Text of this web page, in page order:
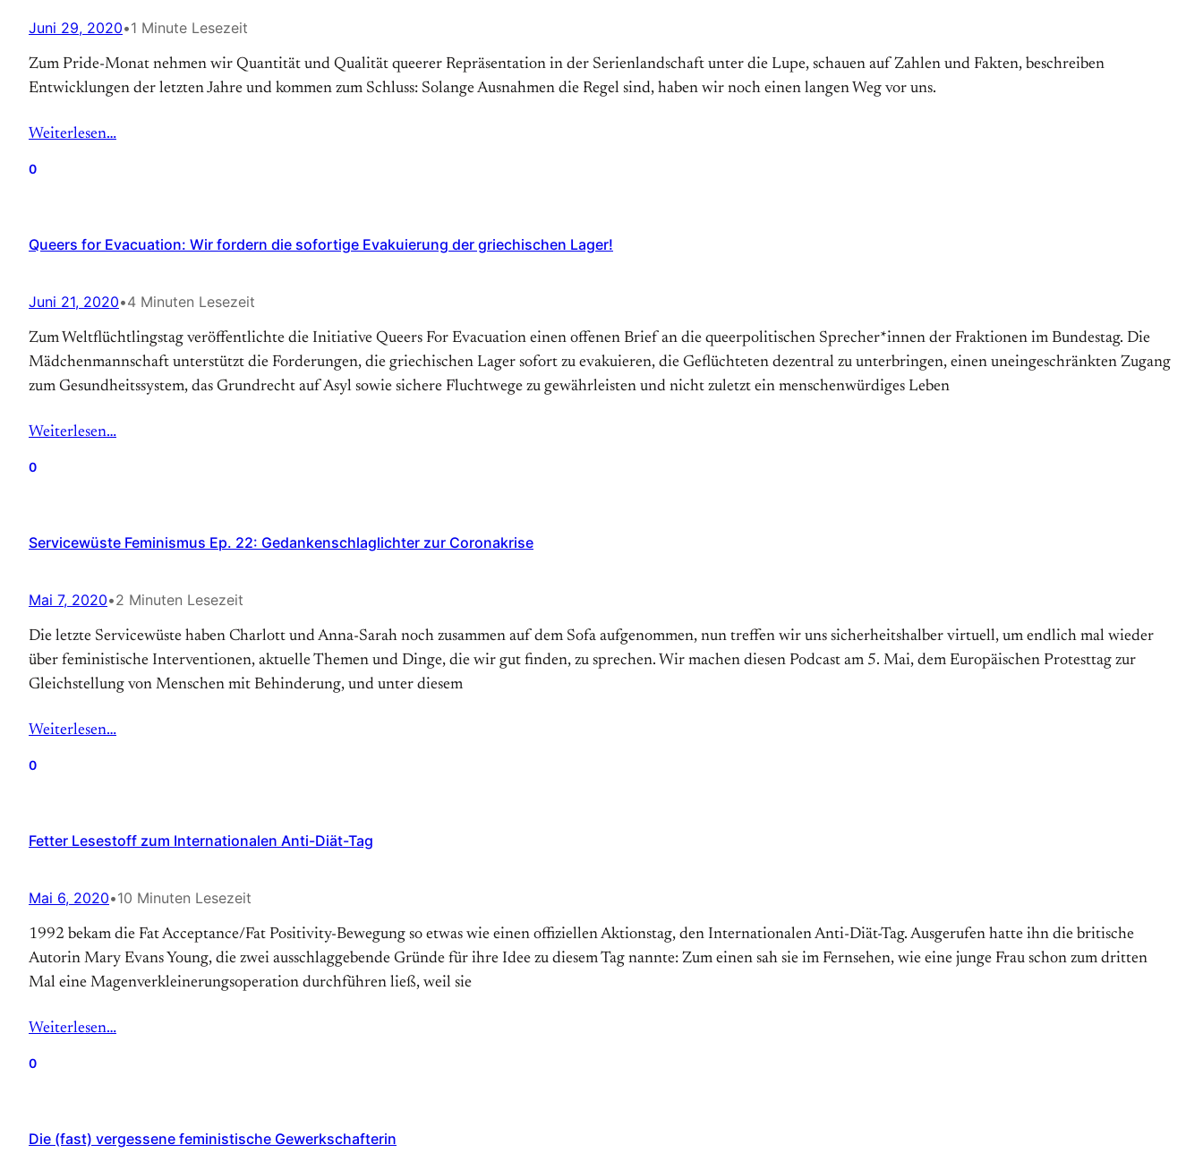
Juni 29, 2020•1 Minute Lesezeit
Zum Pride-Monat nehmen wir Quantität und Qualität queerer Repräsentation in der Serienlandschaft unter die Lupe, schauen auf Zahlen und Fakten, beschreiben
Entwicklungen der letzten Jahre und kommen zum Schluss: Solange Ausnahmen die Regel sind, haben wir noch einen langen Weg vor uns.
Weiterlesen…
0
Queers for Evacuation: Wir fordern die sofortige Evakuierung der griechischen Lager!
Juni 21, 2020•4 Minuten Lesezeit
Zum Weltflüchtlingstag veröffentlichte die Initiative Queers For Evacuation einen offenen Brief an die queerpolitischen Sprecher*innen der Fraktionen im Bundestag. Die
Mädchenmannschaft unterstützt die Forderungen, die griechischen Lager sofort zu evakuieren, die Geflüchteten dezentral zu unterbringen, einen uneingeschränkten Zugang
zum Gesundheitssystem, das Grundrecht auf Asyl sowie sichere Fluchtwege zu gewährleisten und nicht zuletzt ein menschenwürdiges Leben
Weiterlesen…
0
Servicewüste Feminismus Ep. 22: Gedankenschlaglichter zur Coronakrise
Mai 7, 2020•2 Minuten Lesezeit
Die letzte Servicewüste haben Charlott und Anna-Sarah noch zusammen auf dem Sofa aufgenommen, nun treffen wir uns sicherheitshalber virtuell, um endlich mal wieder
über feministische Interventionen, aktuelle Themen und Dinge, die wir gut finden, zu sprechen. Wir machen diesen Podcast am 5. Mai, dem Europäischen Protesttag zur
Gleichstellung von Menschen mit Behinderung, und unter diesem
Weiterlesen…
0
Fetter Lesestoff zum Internationalen Anti-Diät-Tag
Mai 6, 2020•10 Minuten Lesezeit
1992 bekam die Fat Acceptance/Fat Positivity-Bewegung so etwas wie einen offiziellen Aktions­tag, den Internationalen Anti-Diät-Tag. Aus­gerufen hatte ihn die britische
Autorin Mary Evans Young, die zwei ausschlaggebende Gründe für ihre Idee zu diesem Tag nannte: Zum einen sah sie im Fernsehen, wie eine junge Frau schon zum dritten
Mal eine Magen­verkleinerungs­operation durchführen ließ, weil sie
Weiterlesen…
0
Die (fast) vergessene feministische Gewerkschafterin